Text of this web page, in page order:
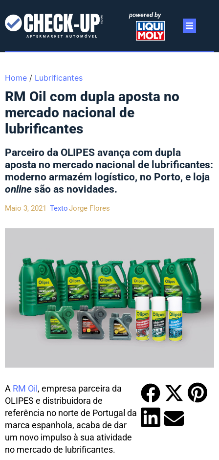
powered by
Home / Lubrificantes
RM Oil com dupla aposta no
mercado nacional de
lubrificantes
Parceiro da OLIPES avança com dupla
aposta no mercado nacional de lubrificantes:
moderno armazém logístico, no Porto, e loja
online são as novidades.
Maio 3, 2021 TextoJorge Flores
A RM Oil , empresa parceira da
OLIPES e distribuidora de
referência no norte de Portugal da
marca espanhola, acaba de dar
um novo impulso à sua atividade
no mercado de lubrificantes.